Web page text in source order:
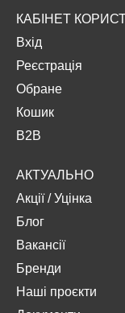
КАБІНЕТ
Вхід
Реєстрація
Обране
Кошик
B2B
АКТУАЛЬНО
Акції/Уцінка
Блог
Вакансії
Бренди
Наші проєкти